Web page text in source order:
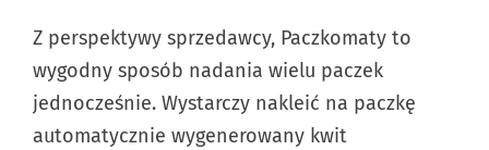
Z perspektywy sprzedawcy, Paczkomaty to
wygodny sposób nadania wielu paczek
jednocześnie. Wystarczy nakleić na paczkę
automatycznie wygenerowany kwit